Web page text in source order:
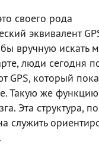
своего рода
эквивалент
вручную искать
люди сегодня
GPS, который
Такую же
Эта структура,
служить